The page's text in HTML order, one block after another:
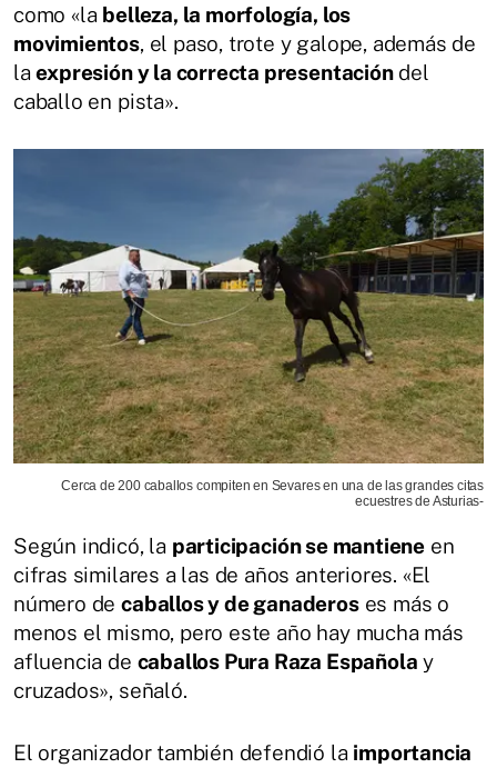
como «la belleza, la morfología, los
movimientos, el paso, trote y galope, además de
laexpresión y la correcta presentacióndel
caballo en pista».
Cerca de 200 caballos compiten en Sevares en una de las grandes citas
ecuestres de Asturias-
Según indicó, la participación se mantiene en
cifras similares a las de años anteriores. «El
número decaballos y de ganaderoses más o
menos el mismo, pero este año hay mucha más
afluencia de caballos Pura Raza Española y
cruzados», señaló.
El organizador también defendió la importancia